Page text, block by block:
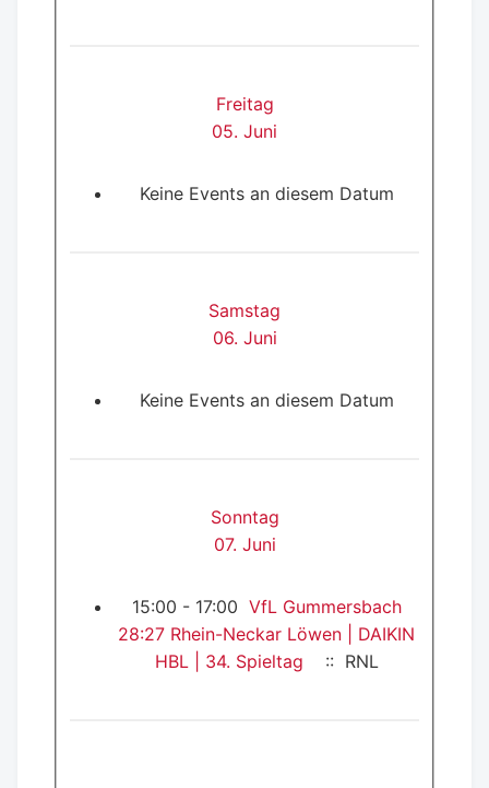
Freitag
05. Juni
Keine Events an diesem Datum
Samstag
06. Juni
Keine Events an diesem Datum
Sonntag
07. Juni
15:00 - 17:00 VfL Gummersbach
28:27 Rhein-Neckar Löwen | DAIKIN
HBL | 34. Spieltag
:: RNL